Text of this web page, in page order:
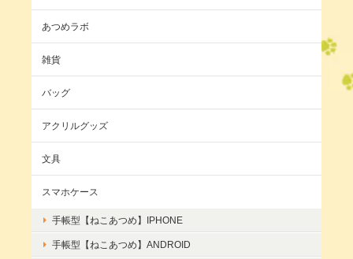
あつめラボ
雑貨
バッグ
アクリルグッズ
文具
スマホケース
手帳型【ねこあつめ】IPHONE
手帳型【ねこあつめ】ANDROID